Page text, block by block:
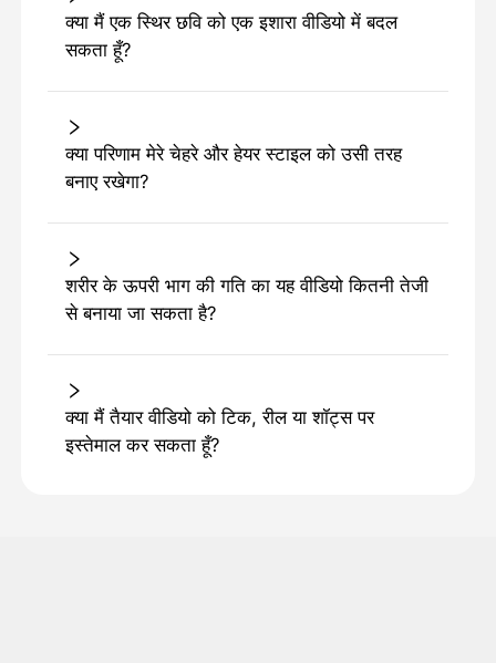
क्या मैं एक स्थिर छवि को एक इशारा वीडियो में बदल
सकता हूँ?
क्या परिणाम मेरे चेहरे और हेयर स्टाइल को उसी तरह
बनाए रखेगा?
शरीर के ऊपरी भाग की गति का यह वीडियो कितनी तेजी
से बनाया जा सकता है?
क्या मैं तैयार वीडियो को टिक, रील या शॉट्स पर
इस्तेमाल कर सकता हूँ?